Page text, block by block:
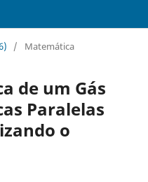
/ Matemática
de um Gás
Paralelas
o